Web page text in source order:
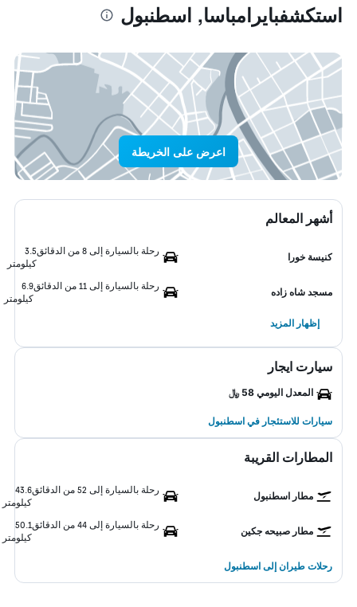
استكشفبايرامباسا, اسطنبول
اعرض على الخريطة
أشهر المعالم
كنيسة خورا
رحلة بالسيارة إلى 8 من الدقائق
3.5
كيلومتر
مسجد شاه زاده
رحلة بالسيارة إلى 11 من الدقائق
6.9
كيلومتر
إظهار المزيد
سيارت ايجار
المعدل اليومي 58 ﷼
سيارات للاستئجار في اسطنبول
المطارات القريبة
مطار اسطنبول
رحلة بالسيارة إلى 52 من الدقائق
43.6
كيلومتر
مطار صبيحه جكين
رحلة بالسيارة إلى 44 من الدقائق
50.1
كيلومتر
رحلات طيران إلى اسطنبول